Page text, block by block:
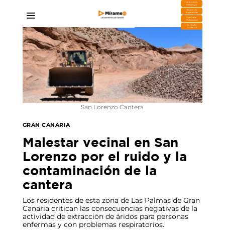
DESCARGA
MIRAPLAY
Buzón de
Sugerencias
Contratar
Publicidad
Contacto
Comercial
San Lorenzo Cantera
GRAN CANARIA
Malestar vecinal en San
Lorenzo por el ruido y la
contaminación de la
cantera
Los residentes de esta zona de Las Palmas de Gran
Canaria critican las consecuencias negativas de la
actividad de extracción de áridos para personas
enfermas y con problemas respiratorios.